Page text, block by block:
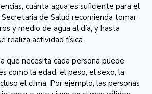
cuánta agua es suficiente para el
de Salud recomienda tomar
y medio de agua al día, y hasta
realiza actividad física.
que necesita cada persona puede
como la edad, el peso, el sexo, la
el clima. Por ejemplo, las personas